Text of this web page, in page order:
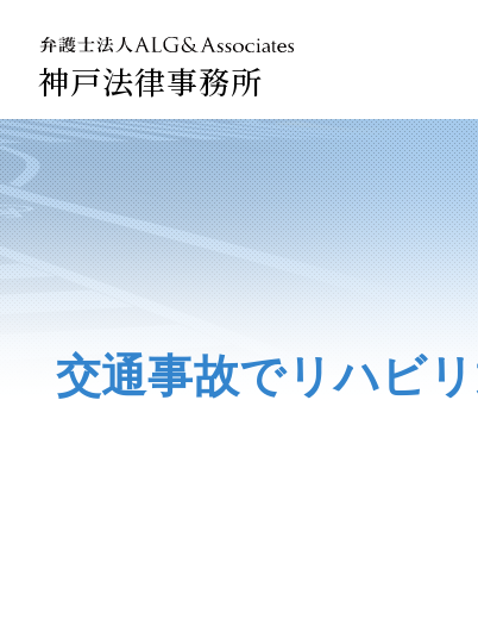
神戸法律事務所
法
企
交通事故でリハビ